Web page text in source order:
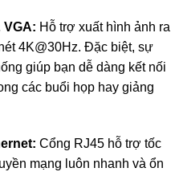
VGA: Hỗ trợ xuất hình ảnh ra
4K@30Hz. Đặc biệt, sự
giúp bạn dễ dàng kết nối
các buổi họp hay giảng
Cổng RJ45 hỗ trợ tốc
mạng luôn nhanh và ổn